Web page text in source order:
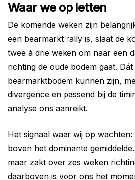
Waar we op letten
De komende weken zijn
een bearmarkt rally is, slaat de
twee à drie weken om naar een
richting de oude bodem gaat.
bearmarktbodem kunnen zijn,
divergence en passend bij de
analyse ons aanreikt.
Het signaal waar wij op
boven het dominante
maar zakt over zes weken
daarboven is voor ons het